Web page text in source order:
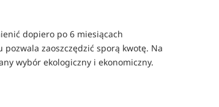
dopiero po 6 miesiącach
zaoszczędzić sporą kwotę. Na
wybór ekologiczny i ekonomiczny.